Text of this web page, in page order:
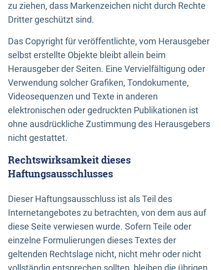
zu ziehen, dass Markenzeichen nicht durch Rechte
Dritter geschützt sind.
Das Copyright für veröffentlichte, vom Herausgeber
selbst erstellte Objekte bleibt allein beim
Herausgeber der Seiten. Eine Vervielfältigung oder
Verwendung solcher Grafiken, Tondokumente,
Videosequenzen und Texte in anderen
elektronischen oder gedruckten Publikationen ist
ohne ausdrückliche Zustimmung des Herausgebers
nicht gestattet.
Rechtswirksamkeit dieses
Haftungsausschlusses
Dieser Haftungsausschluss ist als Teil des
Internetangebotes zu betrachten, von dem aus auf
diese Seite verwiesen wurde. Sofern Teile oder
einzelne Formulierungen dieses Textes der
geltenden Rechtslage nicht, nicht mehr oder nicht
vollständig entsprechen sollten, bleiben die übrigen